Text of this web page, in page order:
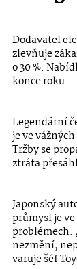
Dodavatel
zlevňuje
o 30 %.
konce roku
Legendární
je ve
Tržby se
ztráta
Japonský
průmysl je
problémech.
nezmění,
varuje šéf